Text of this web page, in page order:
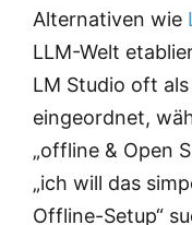
Alternativen wie
LLM-Welt
LM Studio oft
eingeordnet,
„offline & Open
„ich will das
Offline-Setup“